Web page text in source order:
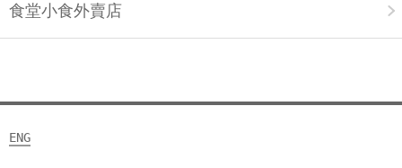
食堂小食外賣店
ENG